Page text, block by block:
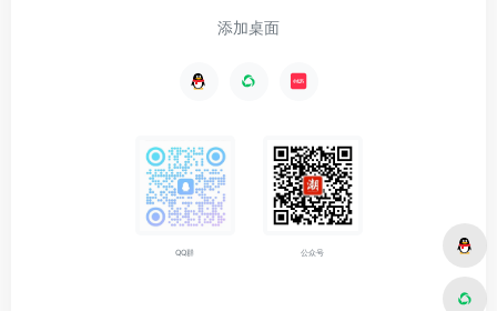
添加桌面
QQ群 公众号